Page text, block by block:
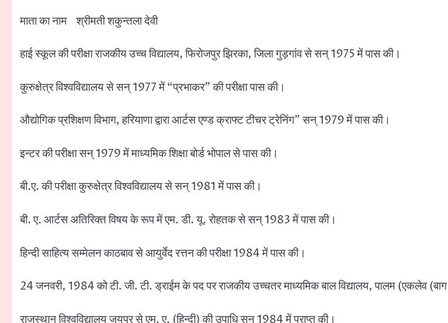
माता का नाम श्रीमती शकुन्तला देवी
हाई स्कूल की परीक्षा राजकीय उच्च विद्यालय, फिरोजपुर झिरका, जिला गुड़गांव से सन् 1975 में पास की।
कुरुक्षेत्र विश्वविद्यालय से सन् 1977 में “प्रभाकर” की परीक्षा पास की।
औद्योगिक प्रशिक्षण विभाग, हरियाणा द्वारा आर्टस एण्ड क्राफ्ट टीचर ट्रेनिंग” सन् 1979 में पास की।
इन्टर की परीक्षा सन् 1979 में माध्यमिक शिक्षा बोर्ड भोपाल से पास की।
बी.ए. की परीक्षा कुरुक्षेत्र विश्वविद्यालय से सन् 1981 में पास की।
बी. ए. आर्टस अतिरिक्त विषय के रूप में एम. डी. यू. रोहतक से सन् 1983 में पास की।
हिन्दी साहित्य सम्मेलन काठबाव से आयुर्वेद रत्तन की परीक्षा 1984 में पास की।
24 जनवरी, 1984 को टी. जी. टी. ड्राईम के पद पर राजकीय उच्चतर माध्यमिक बाल विद्यालय, पालम (एकलेव
राजस्थान विश्वविद्यालय जयपुर से एम. ए. (हिन्दी) की उपाधि सन 1984 में प्राप्त की।